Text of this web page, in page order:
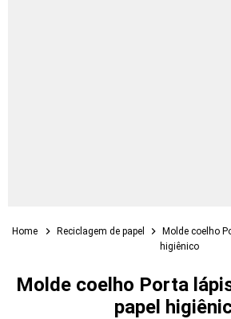
Home Reciclagem de papel
Molde coelho
higiênico
Molde coelho Porta
papel